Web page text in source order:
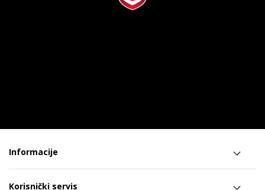
Informacije
Korisnički servis